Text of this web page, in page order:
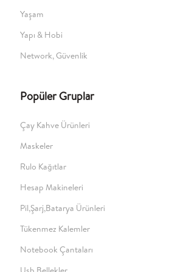
Yaşam
Yapı & Hobi
Network, Güvenlik
Popüler Gruplar
Çay Kahve Ürünleri
Maskeler
Rulo Kağıtlar
Hesap Makineleri
Pil,Şarj,Batarya Ürünleri
Tükenmez Kalemler
Notebook Çantaları